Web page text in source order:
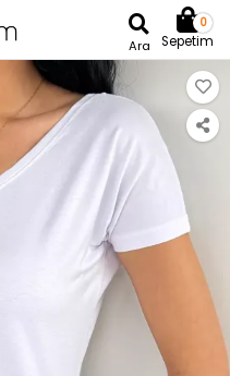
Ara
0
Sepetim